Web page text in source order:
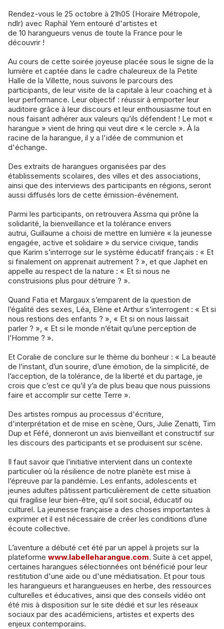
Rendez-vous le 25 octobre à 21h05 (Horaire Métropole,
ndlr) avec Raphäl Yem entouré d'artistes et
de 10 harangueurs venus de toute la France pour le
découvrir !
Au cours de cette soirée joyeuse placée sous le signe de la
lumière et captée dans le cadre chaleureux de la Petite
Halle de la Villette, nous suivons le parcours des
participants, de leur visite de la capitale à leur coaching et à
leur performance. Leur objectif : réussir à emporter leur
auditoire grâce à leur discours et leur enthousiasme tout en
nous faisant adhérer aux valeurs qu’ils défendent ! Le mot «
harangue » vient de hring qui veut dire « le cercle ». À la
racine de la harangue, il y a l'idée de communion et
d'échange.
Des extraits de harangues organisées par des
établissements scolaires, des villes et des associations,
ainsi que des interviews des participants en régions, seront
aussi diffusés lors de cette émission-événement.
Parmi les participants, on retrouvera Assma qui prône la
solidarité, la bienveillance et la tolérance envers
autrui, Guillaume a choisi de mettre en lumière « la jeunesse
engagée, active et solidaire » du service civique, tandis
que Karim s’interroge sur le système éducatif français : « Et
si finalement on apprenait autrement ? », et que Japhet en
appelle au respect de la nature : « Et si nous ne
construisions plus pour détruire ? ».
Quand Fatia et Margaux s’emparent de la question de
l’égalité des sexes, Léa, Elène et Arthur s’interrogent : « Et si
nous restions des enfants ? », « Et si on nous laissait
parler ? », « Et si le monde n’était qu’une perception de
l’Homme ? ».
Et Coralie de conclure sur le thème du bonheur : « La beauté
de l’instant, d’un sourire, d’une émotion, de la simplicité, de
l’acception, de la tolérance, de la liberté et du partage, je
crois que c’est ce qu’il y’a de plus beau que nous puissions
faire et accomplir sur cette Terre ».
Des artistes rompus au processus d'écriture,
d'interprétation et de mise en scène, Ours, Julie Zenatti, Tim
Dup et Féfé, donneront un avis bienveillant et constructif sur
les discours des participants et se produisent sur scène.
Il faut savoir que l’initiative intervient dans un contexte
particulier où la résilience de notre planète est mise à
l’épreuve par la pandémie. Les enfants, adolescents et
jeunes adultes pâtissent particulièrement de cette situation
qui fragilise leur bien-être, qu’il soit social, éducatif ou
culturel. La jeunesse française a des choses importantes à
exprimer et il est nécessaire de créer les conditions d’une
écoute collective.
L’aventure a débuté cet été par un appel à projets sur la
plateforme www.labelleharangue.com. Suite à cet appel,
certaines harangues sélectionnées ont bénéficié pour leur
restitution d'une aide ou d'une médiatisation. Et pour tous
les harangueurs et harangueuses en herbe, des ressources
culturelles et éducatives, ainsi que des conseils vidéo ont
été mis à disposition sur le site dédié et sur les réseaux
sociaux par des académiciens, artistes et experts des
enjeux contemporains.